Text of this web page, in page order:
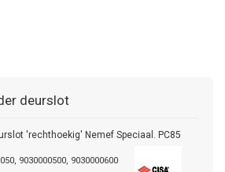
deurslot
'rechthoekig' Nemef Speciaal. PC85
9030000500, 9030000600